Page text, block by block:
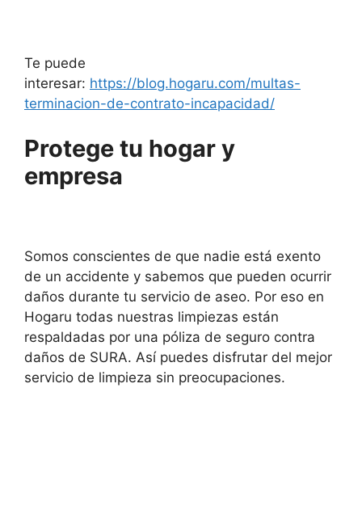
Te puede
interesar: https://blog.hogaru.com/multas-
terminacion-de-contrato-incapacidad/
Protege tu hogar y
empresa
Somos conscientes de que nadie está exento
de un accidente y sabemos que pueden ocurrir
daños durante tu servicio de aseo. Por eso en
Hogaru todas nuestras limpiezas están
respaldadas por una póliza de seguro contra
daños de SURA. Así puedes disfrutar del mejor
servicio de limpieza sin preocupaciones.